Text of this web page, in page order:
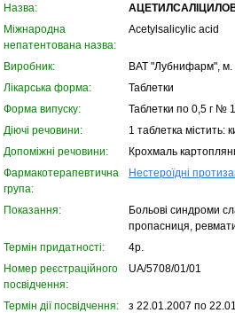
Назва:
Міжнародна
непатентована назва:
Acetylsalicylic acid
Виробник:
ВАТ "Лубнифарм", м.
Лікарська форма:
Таблетки
Форма випуску:
Таблетки по 0,5 г №
Діючі речовини:
1 таблетка містить:
Допоміжні речовини:
Крохмаль
Фармакотерапевтична
група:
Нестероїдні
Показання:
Больові синдроми
пропасниця,
Термін придатності:
4р.
Номер реєстраційного
посвідчення:
UA/5708/01/01
Термін дії посвідчення:
з 22.01.2007 по